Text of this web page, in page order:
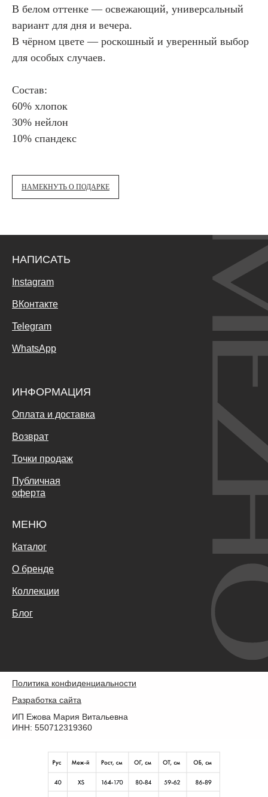
В белом оттенке — освежающий, универсальный
вариант для дня и вечера.
В чёрном цвете — роскошный и уверенный выбор
для особых случаев.
Состав:
60% хлопок
30% нейлон
10% спандекс
НАМЕКНУТЬ О ПОДАРКЕ
НАПИСАТЬ
Instagram
ВКонтакте
Telegram
WhatsApp
ИНФОРМАЦИЯ
Оплата и доставка
Возврат
Точки продаж
Публичная
оферта
МЕНЮ
Каталог
О бренде
Коллекции
Блог
Политика конфиденциальности
Разработка сайта
ИП Ежова Мария Витальевна
ИНН: 550712319360